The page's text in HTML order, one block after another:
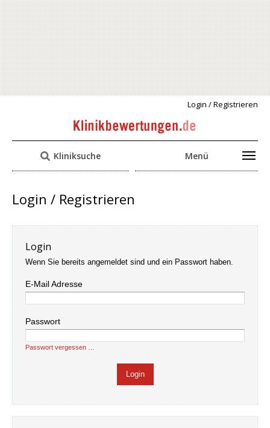
Login / Registrieren
Kliniksuche Menü
Login / Registrieren
Login
Wenn Sie bereits angemeldet sind und ein Passwort haben.
E-Mail Adresse
Passwort
Passwort vergessen …